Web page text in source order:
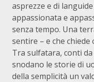
asprezze e di
appassionata e
senza tempo. Una
sentire – e che
Tra sulfatara, conti
snodano le storie di
della semplicità un